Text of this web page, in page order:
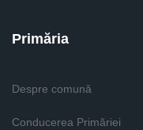
Primăria
Despre comună
Conducerea Primăriei